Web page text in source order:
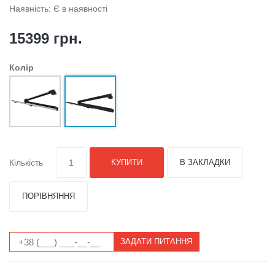
Наявність: Є в наявності
15399 грн.
Колір
Кількість КУПИТИ В ЗАКЛАДКИ
ПОРІВНЯННЯ
ЗАДАТИ ПИТАННЯ